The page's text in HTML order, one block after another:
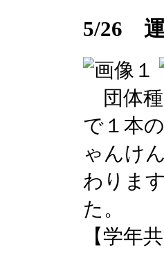
5/26 運
団体種
で１本
ゃんけ
わりま
た。
【学年